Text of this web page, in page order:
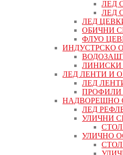
ЛЕД
ЛЕД
ЛЕД
ОБИЧНИ
ФЛУО
ИНДУСТРСКО
ЛИНИСКИ
ЛЕД ЛЕНТИ И
ЛЕД
ПРОФИЛИ
НАДВОРЕШНО
ЛЕД
УЛИЧНИ
УЛИЧНО